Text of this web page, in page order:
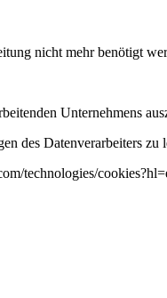
nicht mehr benötigt
Unternehmens
des Datenverarbeiters
technologies/